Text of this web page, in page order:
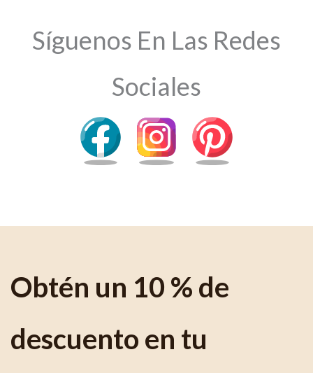
Síguenos En Las Redes
Sociales
Obtén un 10 % de
descuento en tu